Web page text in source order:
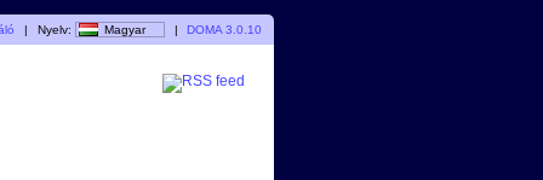
| Nyelv: Magyar | DOMA 3.0.10